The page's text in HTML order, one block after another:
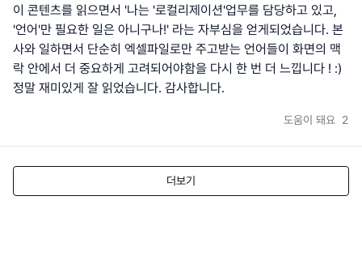
이 콘텐츠를 읽으면서 '나는 '로컬리제이션'업무를 담당하고 있고,
'언어'만 필요한 일은 아니구나!' 라는 자부심을 얻게되었습니다. 본
사와 일하면서 단순히 엑셀파일로만 주고받는 언어들이 화면의 맥
락 안에서 더 중요하게 고려되어야함을 다시 한 번 더 느낍니다 ! :)
정말 재미있게 잘 읽었습니다. 감사합니다.
도움이 돼요 2
더보기